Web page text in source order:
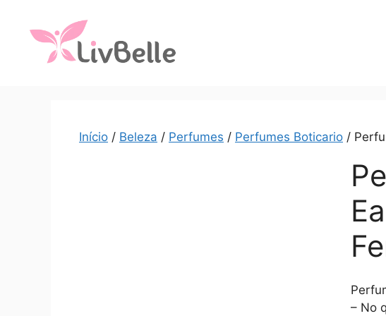
Início / Beleza / Perfumes / Perfumes Boticario /
– No